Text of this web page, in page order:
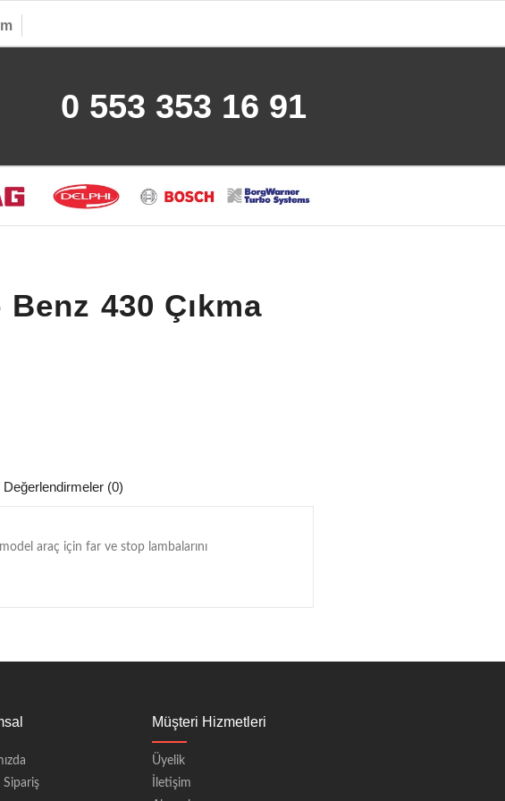
0 553 353 16 91
430 Çıkma
Değerlendirmeler (0)
araç için far ve stop lambalarını
Sipariş
Müşteri Hizmetleri
Üyelik
İletişim